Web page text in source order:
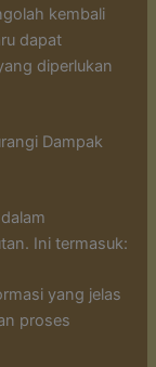
kembali
dapat
diperlukan
Dampak
Ini termasuk:
yang jelas
proses